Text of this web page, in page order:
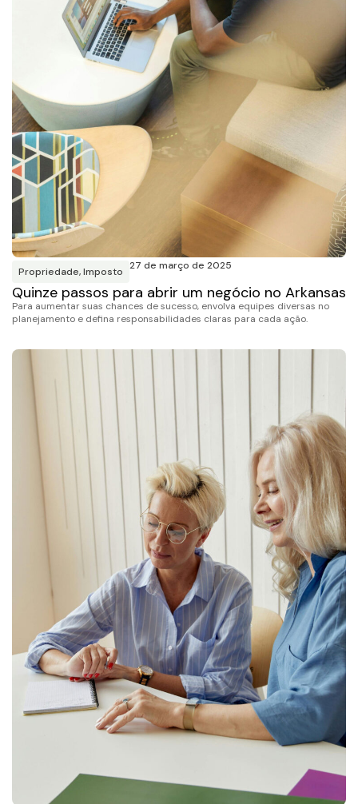
Propriedade,Imposto 27 de março de 2025
Quinze passos para abrir um negócio no Arkansas
Para aumentar suas chances de sucesso, envolva equipes diversas no
planejamento e defina responsabilidades claras para cada ação.